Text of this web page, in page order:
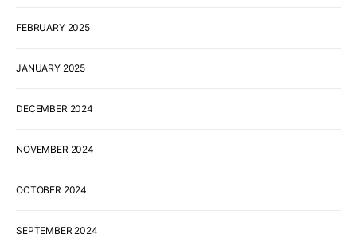
FEBRUARY 2025
JANUARY 2025
DECEMBER 2024
NOVEMBER 2024
OCTOBER 2024
SEPTEMBER 2024